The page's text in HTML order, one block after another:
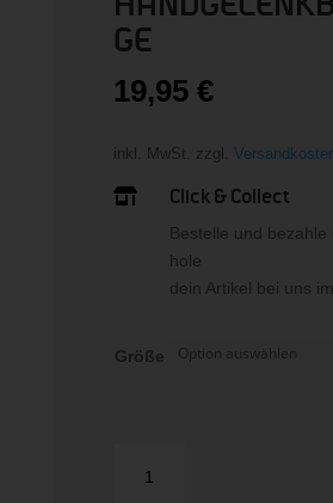
GE
19,95 €
inkl. MwSt. zzgl.
 Click & Collect
Bestelle und bezahle
hole
dein Artikel bei uns
Größe
Menge